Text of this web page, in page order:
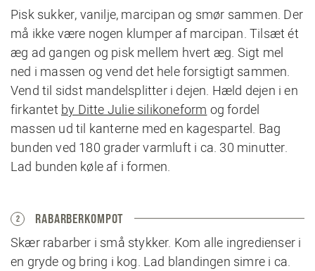
Pisk sukker, vanilje, marcipan og smør sammen. Der
må ikke være nogen klumper af marcipan. Tilsæt ét
æg ad gangen og pisk mellem hvert æg. Sigt mel
ned i massen og vend det hele forsigtigt sammen.
Vend til sidst mandelsplitter i dejen. Hæld dejen i en
firkantet by Ditte Julie silikoneform og fordel
massen ud til kanterne med en kagespartel. Bag
bunden ved 180 grader varmluft i ca. 30 minutter.
Lad bunden køle af i formen.
2 RABARBERKOMPOT
Skær rabarber i små stykker. Kom alle ingredienser i
en gryde og bring i kog. Lad blandingen simre i ca.